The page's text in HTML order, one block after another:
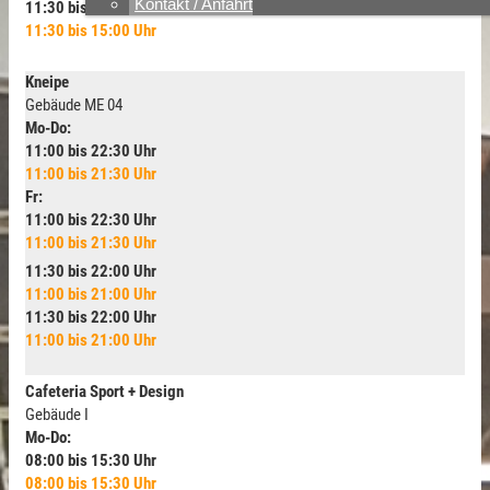
Kontakt / Anfahrt
11:30 bis 15:00 Uhr
11:30 bis 15:00 Uhr
Kneipe
Gebäude ME 04
Mo-Do:
11:00 bis 22:30 Uhr
11:00 bis 21:30 Uhr
Fr:
11:00 bis 22:30 Uhr
11:00 bis 21:30 Uhr
11:30 bis 22:00 Uhr
11:00 bis 21:00 Uhr
11:30 bis 22:00 Uhr
11:00 bis 21:00 Uhr
Cafeteria Sport + Design
Gebäude I
Mo-Do:
08:00 bis 15:30 Uhr
08:00 bis 15:30 Uhr